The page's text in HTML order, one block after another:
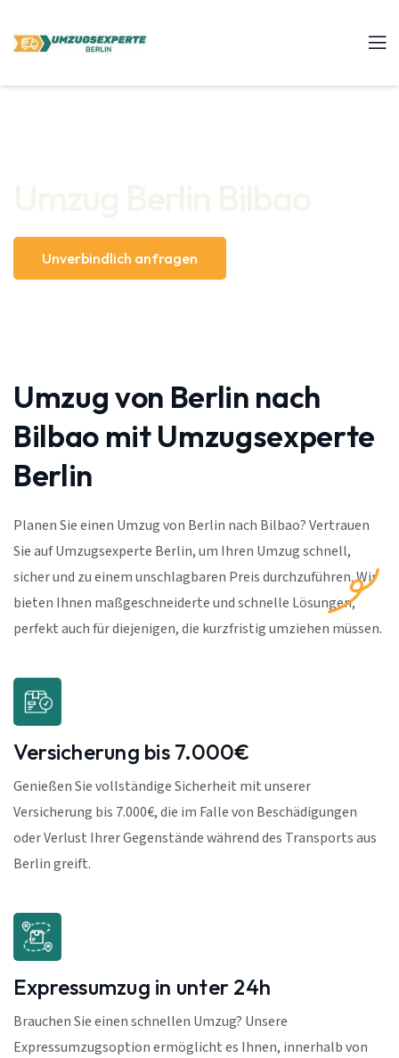
Unverbindlich anfragen
Umzug von Berlin nach
Bilbao mit Umzugsexperte
Berlin
Planen Sie einen Umzug von Berlin nach Bilbao? Vertrauen
Sie auf Umzugsexperte Berlin, um Ihren Umzug schnell,
sicher und zu einem unschlagbaren Preis durchzuführen. Wir
bieten Ihnen maßgeschneiderte und schnelle Lösungen,
perfekt auch für diejenigen, die kurzfristig umziehen müssen.
Versicherung bis 7.000€
Genießen Sie vollständige Sicherheit mit unserer
Versicherung bis 7.000€, die im Falle von Beschädigungen
oder Verlust Ihrer Gegenstände während des Transports aus
Berlin greift.
Expressumzug in unter 24h
Brauchen Sie einen schnellen Umzug? Unsere
Expressumzugsoption ermöglicht es Ihnen, innerhalb von